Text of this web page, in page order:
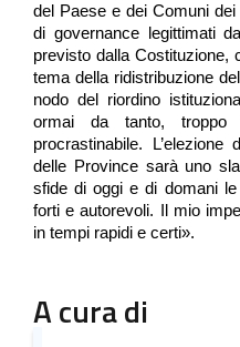
del Paese e dei Comuni
di governance legittimati
previsto dalla Costituzione,
tema della ridistribuzione
nodo del riordino
ormai da tanto,
procrastinabile.
delle Province sarà uno
sfide di oggi e di domani
forti e autorevoli. Il mio
in tempi rapidi e certi».
A cura di